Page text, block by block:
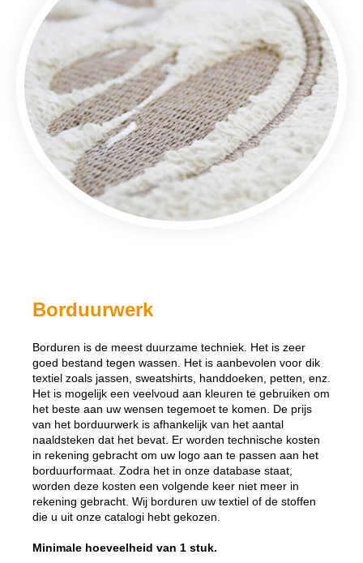
Borduurwerk
Borduren is de meest duurzame techniek. Het is zeer
goed bestand tegen wassen. Het is aanbevolen voor dik
textiel zoals jassen, sweatshirts, handdoeken, petten, enz.
Het is mogelijk een veelvoud aan kleuren te gebruiken om
het beste aan uw wensen tegemoet te komen. De prijs
van het borduurwerk is afhankelijk van het aantal
naaldsteken dat het bevat. Er worden technische kosten
in rekening gebracht om uw logo aan te passen aan het
borduurformaat. Zodra het in onze database staat,
worden deze kosten een volgende keer niet meer in
rekening gebracht. Wij borduren uw textiel of de stoffen
die u uit onze catalogi hebt gekozen.
Minimale hoeveelheid van 1 stuk.